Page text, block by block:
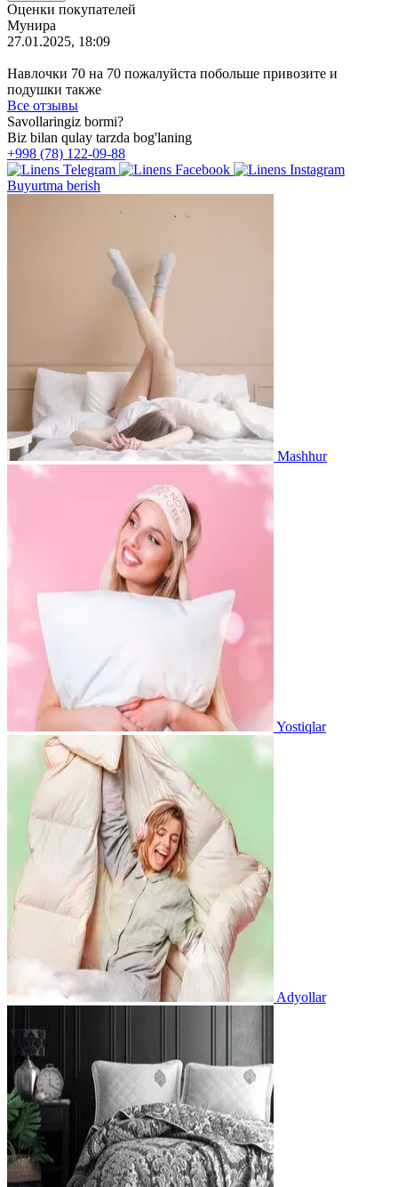
Оценки покупателей
Мунира
27.01.2025, 18:09
Навлочки 70 на 70 пожалуйста побольше привозите и
подушки также
Все отзывы
Savollaringiz bormi?
Biz bilan qulay tarzda bog'laning
+998 (78) 122-09-88
Buyurtma berish
Mashhur
Yostiqlar
Adyollar